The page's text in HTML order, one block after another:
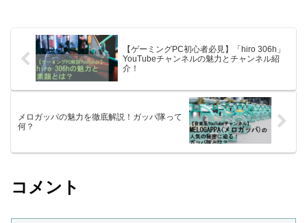
【ゲーミングPC初心者必見】「hiro 306h」
YouTubeチャンネルの魅力とチャンネル紹
介！
メロガッパの魅力を徹底解説！ガッパ隊って
何？
コメント